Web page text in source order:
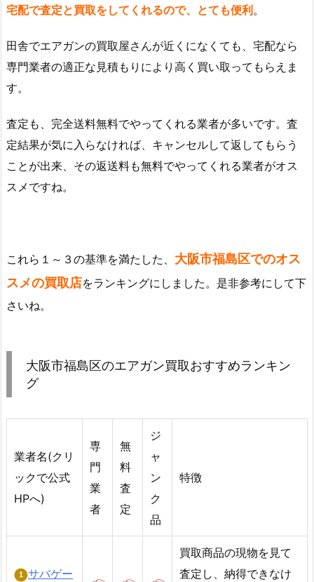
宅配で査定と買取をしてくれるので、とても便利。
田舎でエアガンの買取屋さんが近くになくても、宅配なら
専門業者の適正な見積もりにより高く買い取ってもらえま
す。
査定も、完全送料無料でやってくれる業者が多いです。査
定結果が気に入らなければ、キャンセルして返してもらう
ことが出来、その返送料も無料でやってくれる業者がオス
スメですね。
これら１～３の基準を満たした、 大阪市福島区でのオス
スメの買取店をランキングにしました。是非参考にして下
さいね。
大阪市福島区のエアガン買取おすすめランキン
グ
業者名(クリ
ックで公式
HPへ)
専
門
業
者
無
料
査
定
ジ
ャ
ン
ク
品
特徴
サバゲー
買取商品の現物を見て
査定し、納得できなけ